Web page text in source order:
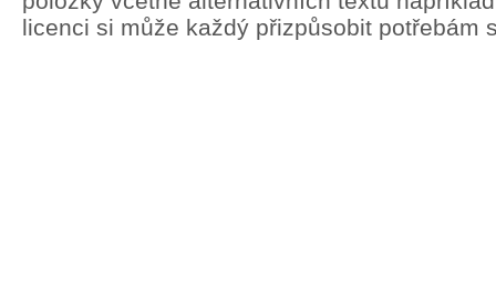
licenci si může každý přizpůsobit potřebám